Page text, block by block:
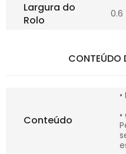
Largura do
Rolo
0.6
CONTEÚDO
Conteúdo